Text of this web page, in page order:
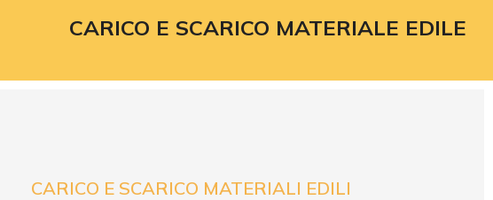
CARICO E SCARICO MATERIALE EDILE
CARICO E SCARICO MATERIALI EDILI